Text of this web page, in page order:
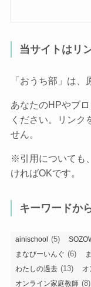
当サイトはリ
「おうち部」は、
あなたのHPやブ
ください。リンク
せん。
※引用についても
ければOKです。
キーワードか
ainischool (5)
まなびーいんぐ (6)
わたしの過去 (13)
オンライン家庭教師 (8)